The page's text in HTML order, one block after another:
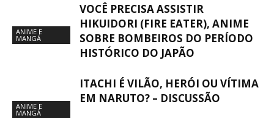
ANIME E
MANGÁ
VOCÊ PRECISA ASSISTIR
HIKUIDORI (FIRE EATER), ANIME
SOBRE BOMBEIROS DO PERÍODO
HISTÓRICO DO JAPÃO
ANIME E
MANGÁ
ITACHI É VILÃO, HERÓI OU VÍTIMA
EM NARUTO? – DISCUSSÃO